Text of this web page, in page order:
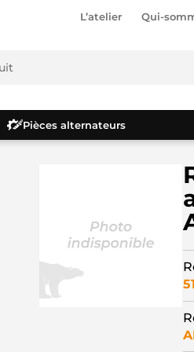
L’atelier Qui-
Pièces alternateurs